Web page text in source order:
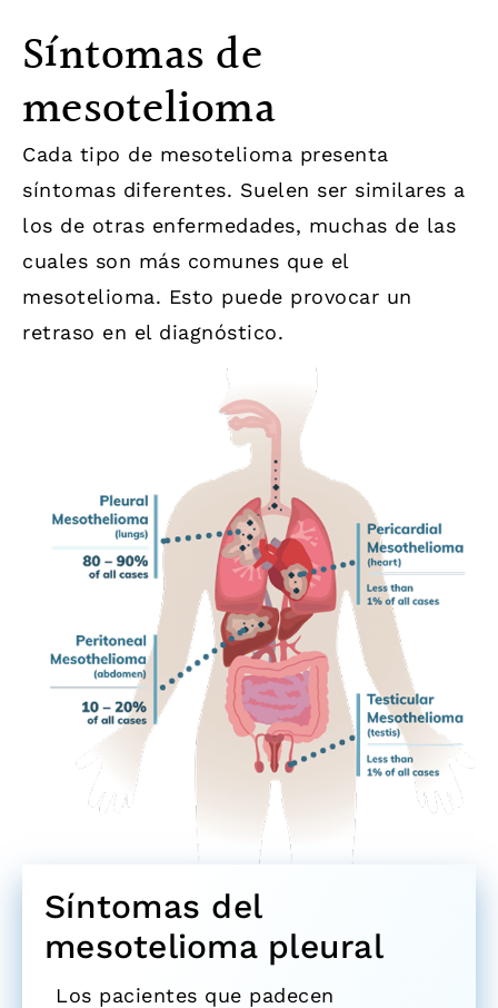
Síntomas de
mesotelioma
Cada tipo de mesotelioma presenta
síntomas diferentes. Suelen ser similares a
los de otras enfermedades, muchas de las
cuales son más comunes que el
mesotelioma. Esto puede provocar un
retraso en el diagnóstico.
Síntomas del
mesotelioma pleural
Los pacientes que padecen